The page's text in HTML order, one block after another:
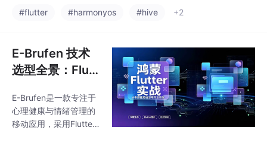
源释放等关键环节。Hiv
当标准Hive在鸿蒙上出
Hive CE版本。迁移步
骤包括：替换依赖为hiv
e_ce、更新导入语句、
能完全兼容）、处理Ty
peAdapter以及添加降
级容错机制。文中以E-
#flutter #harmonyos #hive +2
E-Brufen 技术
选型全景：Flutt
e CE
E-Brufen是一款专注于
心理健康与情绪管理的
移动应用，采用Flutter